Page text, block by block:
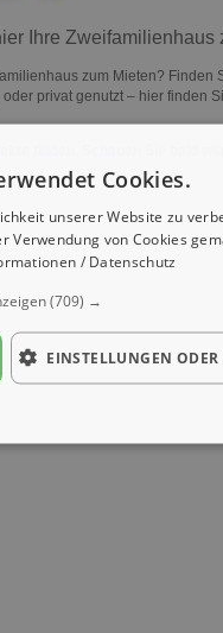
Ihre Zweifamilienhaus
zum Mieten?
privat genutzt – hier finden
Cookies.
unserer Website zu
von Cookies
/ Datenschutz
(709) →
EINSTELLUNGEN